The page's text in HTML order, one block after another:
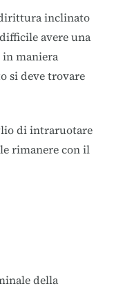
inclinato
avere una
in maniera
si deve trovare
di intraruotare
rimanere con il
della